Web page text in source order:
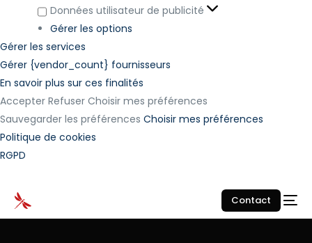
Données utilisateur de publicité
Gérer les options
Gérer les services
Gérer {vendor_count} fournisseurs
En savoir plus sur ces finalités
Accepter Refuser Choisir mes préférences
Sauvegarder les préférences Choisir mes préférences
Politique de cookies
RGPD
Contact